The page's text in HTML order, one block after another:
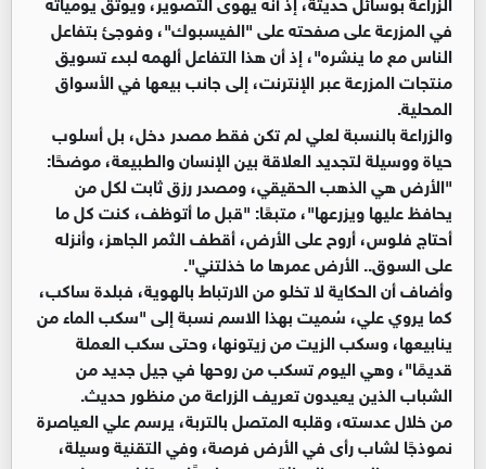
في المزرعة على صفحته على "الفيسبوك"، وفوجئ بتفاعل
الناس مع ما ينشره"، إذ أن هذا التفاعل ألهمه لبدء تسويق
منتجات المزرعة عبر الإنترنت، إلى جانب بيعها في الأسواق
المحلية.
والزراعة بالنسبة لعلي لم تكن فقط مصدر دخل، بل أسلوب
حياة ووسيلة لتجديد العلاقة بين الإنسان والطبيعة، موضحًا:
"الأرض هي الذهب الحقيقي، ومصدر رزق ثابت لكل من
يحافظ عليها ويزرعها"، متبعًا: "قبل ما أتوظف، كنت كل ما
أحتاج فلوس، أروح على الأرض، أقطف الثمر الجاهز، وأنزله
على السوق.. الأرض عمرها ما خذلتني".
وأضاف أن الحكاية لا تخلو من الارتباط بالهوية، فبلدة ساكب،
كما يروي علي، سُميت بهذا الاسم نسبة إلى "سكب الماء من
ينابيعها، وسكب الزيت من زيتونها، وحتى سكب العملة
قديمًا"، وهي اليوم تسكب من روحها في جيل جديد من
الشباب الذين يعيدون تعريف الزراعة من منظور حديث.
من خلال عدسته، وقلبه المتصل بالتربة، يرسم علي العياصرة
نموذجًا لشاب رأى في الأرض فرصة، وفي التقنية وسيلة،